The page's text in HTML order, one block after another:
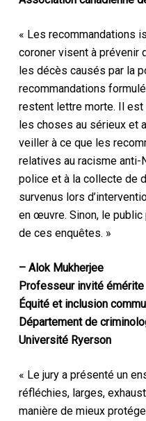
« Les recommandations
coroner visent à prévenir
les décès causés par la
recommandations
restent lettre morte. Il
les choses au sérieux et
veiller à ce que les
relatives au racisme
police et à la collecte de
survenus lors
en œuvre. Sinon, le public
de ces enquêtes. »
– Alok Mukherjee
Professeur invité émérite
Équité et inclusion
Département de
Université Ryerson
« Le jury a présenté un
réfléchies, larges,
manière de mieux